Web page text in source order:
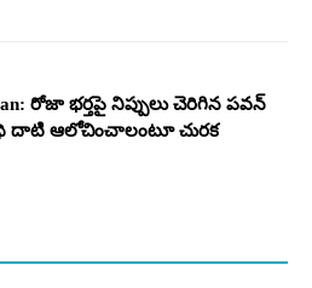
రోజా భ‌ర్తపై నిప్పులు చెరిగిన ప‌వ‌న్
దాటి ఆలోచించాలంటూ చుర‌క‌